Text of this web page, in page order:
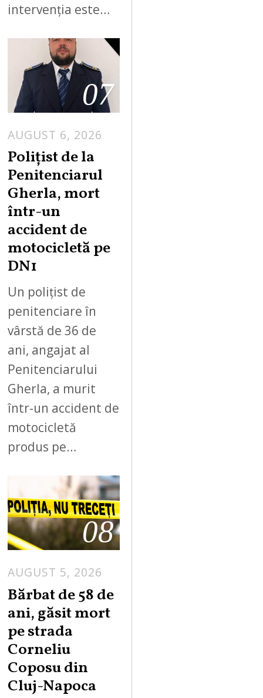
intervenția este…
07
AUGUST 6, 2026
Polițist de la
Penitenciarul
Gherla, mort
într-un
accident de
motocicletă pe
DN1
Un polițist de
penitenciare în
vârstă de 36 de
ani, angajat al
Penitenciarului
Gherla, a murit
într-un accident de
motocicletă
produs pe…
08
AUGUST 5, 2026
Bărbat de 58 de
ani, găsit mort
pe strada
Corneliu
Coposu din
Cluj-Napoca